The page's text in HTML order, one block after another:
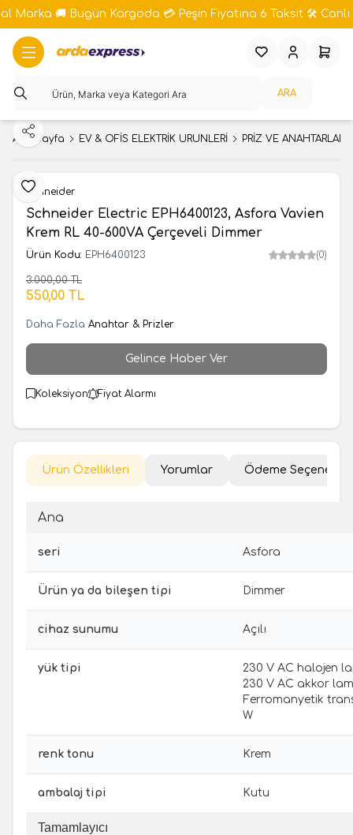
Marka 🚚 Bugün Kargoda 💳 Peşin Fiyatına 6 Taksit 🛠️ Canlı
ARA
FavorilerimHesabım
Ana Sayfa EV & OFİS ELEKTRİK ÜRÜNLERİ PRİZ VE ANAHTARLAR
Favoriye Ekle
Paylaş
Schneider
Schneider Electric EPH6400123, Asfora Vavien
Krem RL 40-600VA Çerçeveli Dimmer
Ürün Kodu: EPH6400123 (0)
3.000,00TL
550,00 TL
Daha Fazla Anahtar & Prizler
Gelince Haber Ver
Koleksiyon Fiyat Alarmı
Ürün Özellikleri Yorumlar Ödeme
Ana
seri Asfora
Ürün ya da bileşen tipi Dimmer
cihaz sunumu Açılı
yük tipi
230 V AC halojen
230 V AC akkor
Ferromanyetik
W
renk tonu Krem
ambalaj tipi Kutu
Tamamlayıcı